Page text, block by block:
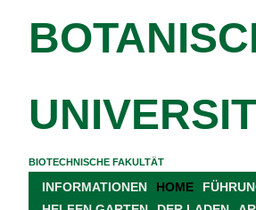
BIOTECHNISCHE FAKULTÄT
INFORMATIONEN HOME